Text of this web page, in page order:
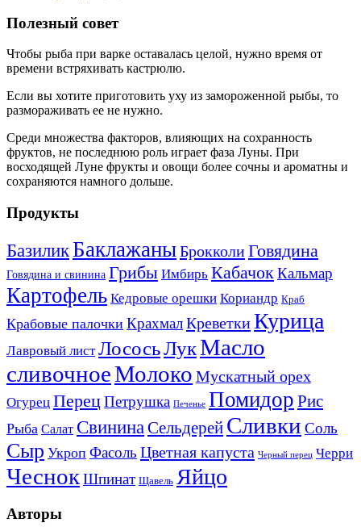
Полезный совет
Чтобы рыба при варке оставалась целой, нужно время от
времени встряхивать кастрюлю.
Если вы хотите приготовить уху из замороженной рыбы, то
размораживать ее не нужно.
Среди множества факторов, влияющих на сохранность
фруктов, не последнюю роль играет фаза Луны. При
восходящей Луне фрукты и овощи более сочны и ароматны и
сохраняются намного дольше.
Продукты
БазиликБаклажаныБрокколиГовядина
Говядина и свинина Грибы Имбирь Кабачок Кальмар
Картофель Кедровые орешки Кориандр Краб
Крабовые палочки КрахмалКреветкиКурица
Лавровый лист ЛососьЛукМасло
сливочноеМолоко Мускатный орех
Огурец ПерецПетрушка Печенье Помидор Рис
Рыба Салат Свинина Сельдерей Сливки Соль
Сыр Укроп Фасоль Цветная капуста Черный перец Черри
ЧеснокШпинат Щавель Яйцо
Авторы